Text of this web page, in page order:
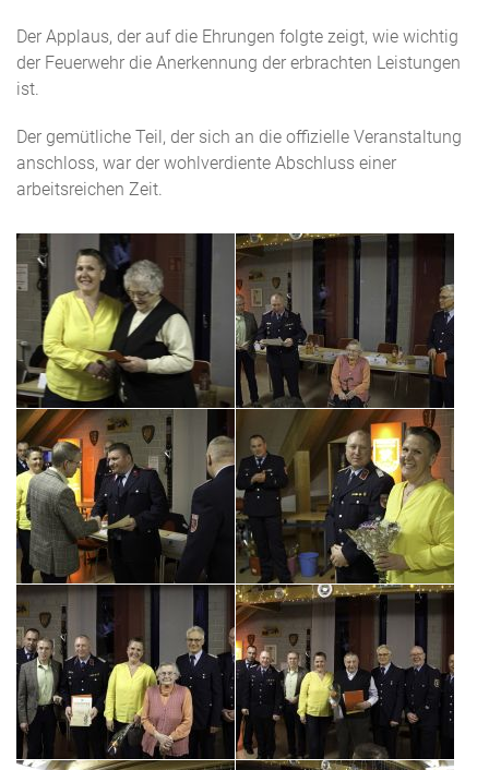
Der Applaus, der auf die Ehrungen folgte zeigt, wie wichtig
der Feuerwehr die Anerkennung der erbrachten Leistungen
ist.
Der gemütliche Teil, der sich an die offizielle Veranstaltung
anschloss, war der wohlverdiente Abschluss einer
arbeitsreichen Zeit.